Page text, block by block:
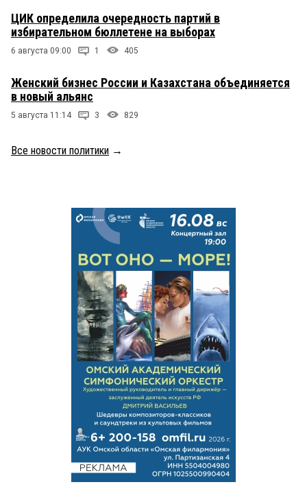
ЦИК определила очередность партий в
избирательном бюллетене на выборах
6 августа 09:00 1 405
Женский бизнес России и Казахстана объединяется
в новый альянс
5 августа 11:14 3 829
Все новости политики →